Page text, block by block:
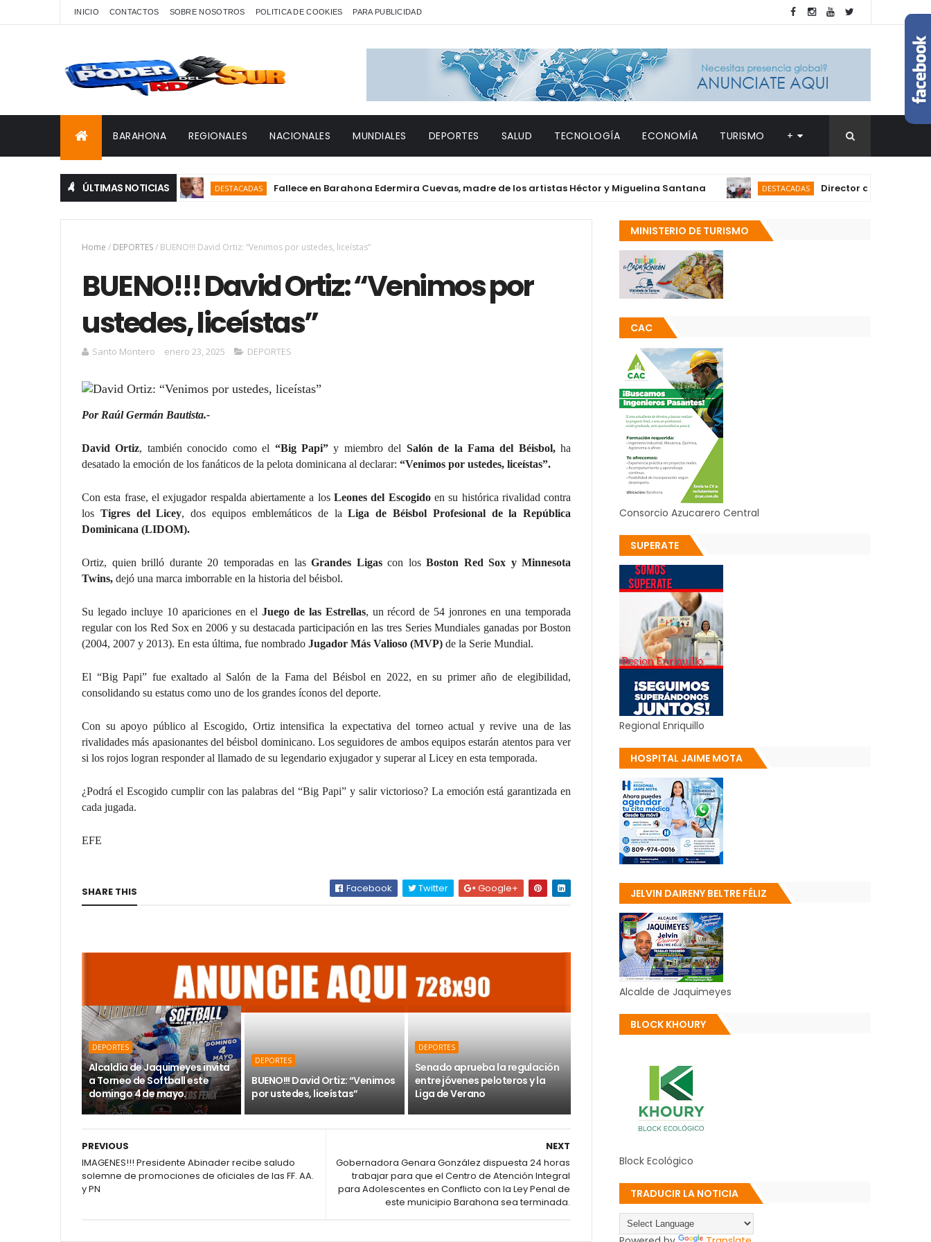
INICIO CONTACTOS SOBRE NOSOTROS POLITICA DE COOKIES PARA PUBLICIDAD
BARAHONA REGIONALES NACIONALES MUNDIALES DEPORTES SALUD TECNOLOGÍA ECONOMÍA TURISMO +
ÚLTIMAS NOTICIAS DESTACADAS Fallece en Barahona Edermira Cuevas, madre de los artistas Héctor y Miguelina Santana DESTACADAS Director del SNS realiza
Home / DEPORTES/ BUENO!!! David Ortiz: “Venimos por ustedes, liceístas”
BUENO!!! David Ortiz: “Venimos por
ustedes, liceístas”
Santo Montero enero 23, 2025 DEPORTES
Por Raúl Germán Bautista.-
David Ortiz, también conocido como el “Big Papi” y miembro del Salón de la Fama del Béisbol,ha
desatado la emoción de los fanáticos de la pelota dominicana al declarar: “Venimos por ustedes, liceístas”.
Con esta frase, el exjugador respalda abiertamente a los Leones del Escogidoen su histórica rivalidad contra
los Tigres del Licey, dos equipos emblemáticos de laLiga de Béisbol Profesional de la República
Dominicana (LIDOM).
Ortiz, quien brilló durante 20 temporadas en lasGrandes Ligascon losBoston Red Sox y Minnesota
Twins, dejó una marca imborrable en la historia del béisbol.
Su legado incluye 10 apariciones en el Juego de las Estrellas, un récord de 54 jonrones en una temporada
regular con los Red Sox en 2006 y su destacada participación en las tres Series Mundiales ganadas por Boston
(2004, 2007 y 2013). En esta última, fue nombrado Jugador Más Valioso (MVP) de la Serie Mundial.
El “Big Papi” fue exaltado al Salón de la Fama del Béisbol en 2022, en su primer año de elegibilidad,
consolidando su estatus como uno de los grandes íconos del deporte.
Con su apoyo público al Escogido, Ortiz intensifica la expectativa del torneo actual y revive una de las
rivalidades más apasionantes del béisbol dominicano. Los seguidores de ambos equipos estarán atentos para ver
si los rojos logran responder al llamado de su legendario exjugador y superar al Licey en esta temporada.
¿Podrá el Escogido cumplir con las palabras del “Big Papi” y salir victorioso? La emoción está garantizada en
cada jugada.
EFE
SHARE THIS Facebook Twitter Google+
DEPORTES
Alcaldía de Jaquimeyes invita
a Torneo de Softball este
domingo 4 de mayo.
DEPORTES
BUENO!!! David Ortiz: “Venimos
por ustedes, liceístas”
DEPORTES
Senado aprueba la regulación
entre jóvenes peloteros y la
Liga de Verano
NEXT
Gobernadora Genara González dispuesta 24 horas
trabajar para que el Centro de Atención Integral
para Adolescentes en Conflicto con la Ley Penal de
este municipio Barahona sea terminada.
PREVIOUS
IMAGENES!!! Presidente Abinader recibe saludo
solemne de promociones de oficiales de las FF. AA.
y PN
MINISTERIO DE TURISMO
CAC
Consorcio Azucarero Central
SUPERATE
Regional Enriquillo
HOSPITAL JAIME MOTA
JELVIN DAIRENY BELTRE FÉLIZ
Alcalde de Jaquimeyes
BLOCK KHOURY
Block Ecológico
TRADUCIR LA NOTICIA